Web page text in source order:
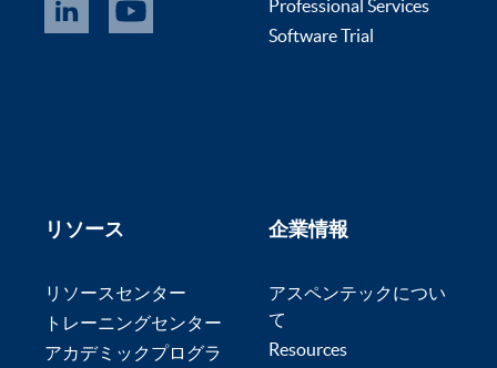
Professional Services
Software Trial
リソース
リソースセンター
トレーニングセンター
アカデミックプログラ
企業情報
アスペンテックについ
て
Resources